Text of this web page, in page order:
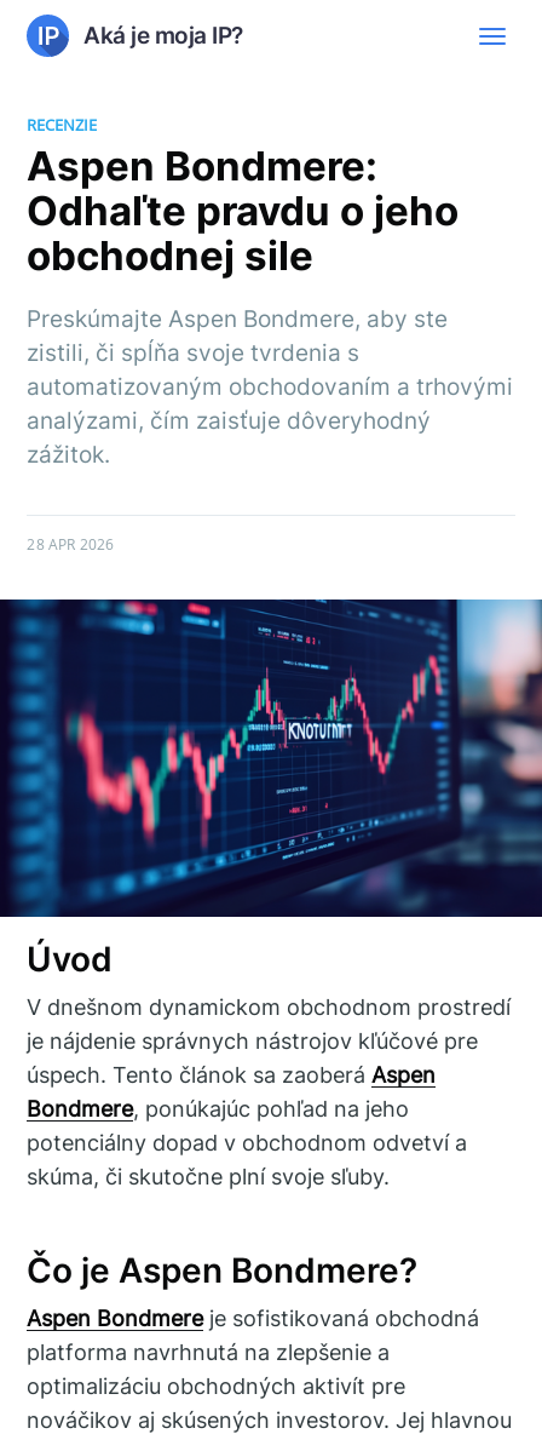
Aká je moja IP?
RECENZIE
Aspen Bondmere:
Odhaľte pravdu o jeho
obchodnej sile
Preskúmajte Aspen Bondmere, aby ste
zistili, či spĺňa svoje tvrdenia s
automatizovaným obchodovaním a trhovými
analýzami, čím zaisťuje dôveryhodný
zážitok.
28 APR 2026
Úvod
V dnešnom dynamickom obchodnom prostredí
je nájdenie správnych nástrojov kľúčové pre
úspech. Tento článok sa zaoberáAspen
Bondmere, ponúkajúc pohľad na jeho
potenciálny dopad v obchodnom odvetví a
skúma, či skutočne plní svoje sľuby.
Čo je Aspen Bondmere?
Aspen Bondmereje sofistikovaná obchodná
platforma navrhnutá na zlepšenie a
optimalizáciu obchodných aktivít pre
nováčikov aj skúsených investorov. Jej hlavnou